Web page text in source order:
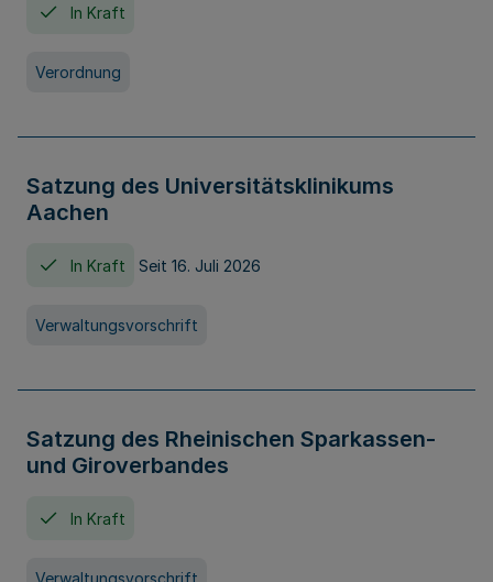
In Kraft
Verordnung
Satzung des Universitätsklinikums
Aachen
In Kraft Seit 16. Juli 2026
Verwaltungsvorschrift
Satzung des Rheinischen Sparkassen-
und Giroverbandes
In Kraft
Verwaltungsvorschrift